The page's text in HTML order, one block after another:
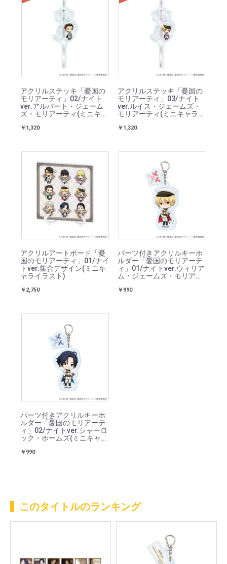
アクリルステッキ「憂国の
モリアーティ」02/ナイト
ver.アルバート・ジェーム
ズ・モリアーティ(ミニキャ
￥1,320
アクリルステッキ「憂国の
モリアーティ」03/ナイト
ver.ルイス・ジェームズ・
モリアーティ(ミニキャライ
￥1,320
アクリルアートボード「憂
国のモリアーティ」01/ナイ
トver.集合デザイン(ミニキ
ャライラスト)
￥2,750
パーツ付きアクリルキーホ
ルダー「憂国のモリアーテ
ィ」01/ナイトver.ウィリア
ム・ジェームズ・モリアー
￥990
パーツ付きアクリルキーホ
ルダー「憂国のモリアーテ
ィ」02/ナイトver.シャーロ
ック・ホームズ(ミニキャラ
￥990
このタイトルのランキング